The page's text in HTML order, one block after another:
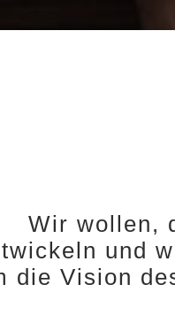
Wir wollen,
und
die Vision